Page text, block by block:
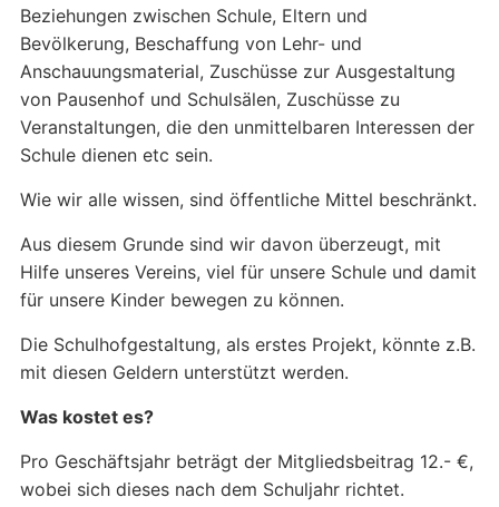
Beziehungen zwischen Schule, Eltern und
Bevölkerung, Beschaffung von Lehr- und
Anschauungsmaterial, Zuschüsse zur Ausgestaltung
von Pausenhof und Schulsälen, Zuschüsse zu
Veranstaltungen, die den unmittelbaren Interessen der
Schule dienen etc sein.
Wie wir alle wissen, sind öffentliche Mittel beschränkt.
Aus diesem Grunde sind wir davon überzeugt, mit
Hilfe unseres Vereins, viel für unsere Schule und damit
für unsere Kinder bewegen zu können.
Die Schulhofgestaltung, als erstes Projekt, könnte z.B.
mit diesen Geldern unterstützt werden.
Was kostet es?
Pro Geschäftsjahr beträgt der Mitgliedsbeitrag 12.- €,
wobei sich dieses nach dem Schuljahr richtet.